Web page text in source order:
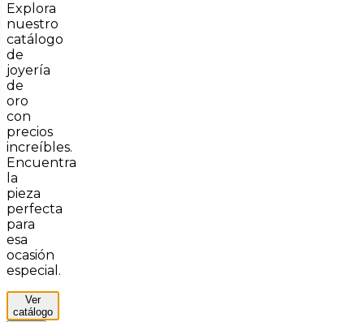
Explora
nuestro
catálogo
de
joyería
de
oro
con
precios
increíbles.
Encuentra
la
pieza
perfecta
para
esa
ocasión
especial.
Ver
catálogo